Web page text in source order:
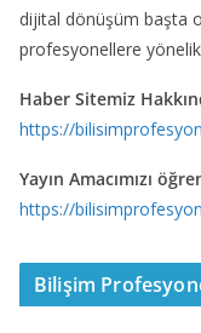
dijital dönüşüm başta
profesyonellere
Haber Sitemiz
https://
Yayın Amacımızı
https://
Bilişim